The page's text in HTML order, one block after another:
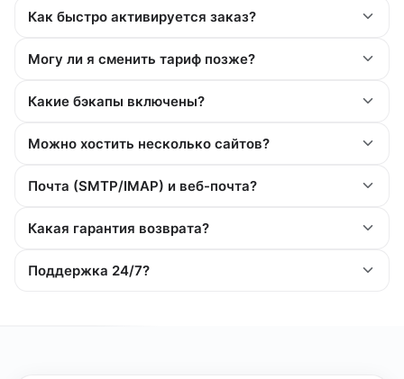
Как быстро активируется заказ?
Могу ли я сменить тариф позже?
Какие бэкапы включены?
Можно хостить несколько сайтов?
Почта (SMTP/IMAP) и веб-почта?
Какая гарантия возврата?
Поддержка 24/7?